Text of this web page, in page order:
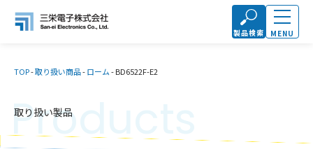
製品検索 MENU
TOP-取り扱い商品-ローム-BD6522F-E2
取り扱い製品
Products